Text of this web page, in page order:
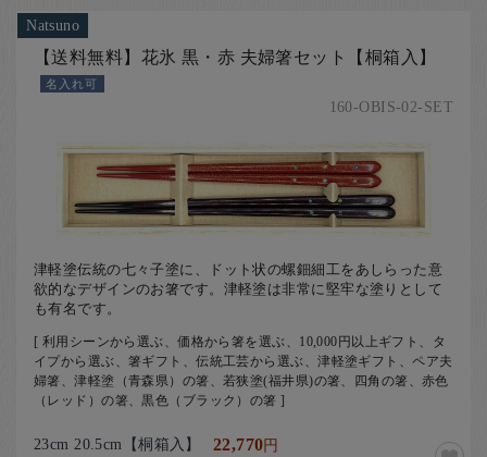
Natsuno
【送料無料】花氷 黒・赤 夫婦箸セット【桐箱入】
名入れ可
160-OBIS-02-SET
津軽塗伝統の七々子塗に、ドット状の螺鈿細工をあしらった意
欲的なデザインのお箸です。津軽塗は非常に堅牢な塗りとして
も有名です。
[ 利用シーンから選ぶ、価格から箸を選ぶ、10,000円以上ギフト、タ
イプから選ぶ、箸ギフト、伝統工芸から選ぶ、津軽塗ギフト、ペア夫
婦箸、津軽塗（青森県）の箸、若狭塗(福井県)の箸、四角の箸、赤色
（レッド）の箸、黒色（ブラック）の箸 ]
23cm 20.5cm【桐箱入】 22,770円